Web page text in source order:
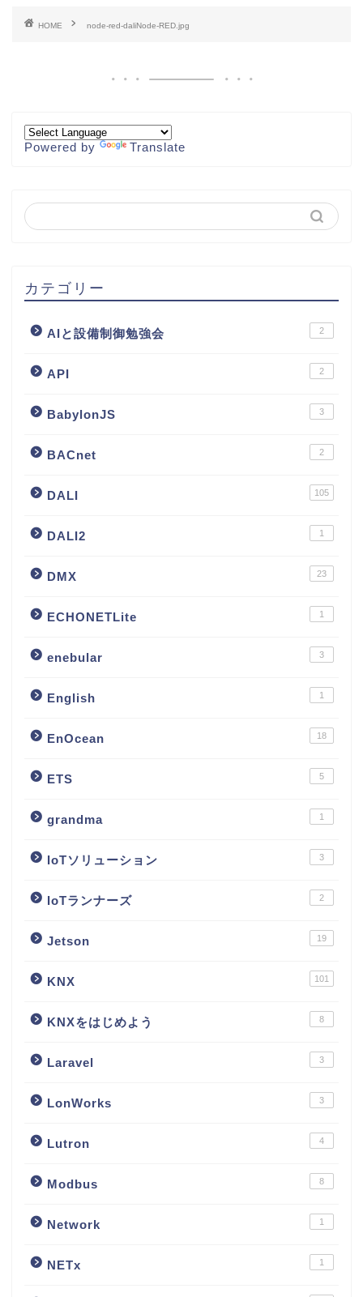
HOME node-red-daliNode-RED.jpg
Powered by Translate
カテゴリー
AIと設備制御勉強会 2
API 2
BabylonJS 3
BACnet 2
DALI 105
DALI2 1
DMX 23
ECHONETLite 1
enebular 3
English 1
EnOcean 18
ETS 5
grandma 1
IoTソリューション 3
IoTランナーズ 2
Jetson 19
KNX 101
KNXをはじめよう 8
Laravel 3
LonWorks 3
Lutron 4
Modbus 8
Network 1
NETx 1